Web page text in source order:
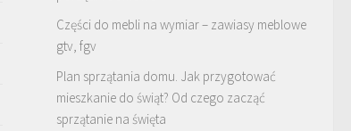
Części do mebli na wymiar – zawiasy meblowe
gtv, fgv
Plan sprzątania domu. Jak przygotować
mieszkanie do świąt? Od czego zacząć
sprzątanie na święta